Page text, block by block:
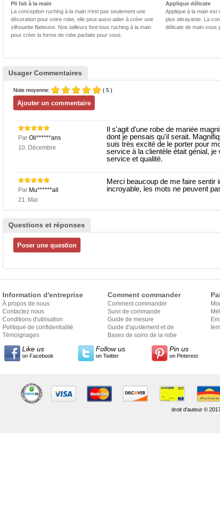
Pli fait à la main
La conception ruching à la main n'est pas seulement une
décoration pour votre robe, elle peut aussi aider à créer une
silhouette flatteuse. Nos tailleurs font tous ruching à la main
pour créer la forme de robe parfaite pour vous.
Applique délicate
Applique à la main est
plus attrayante. La
délicate de main vous
Usager Commentaires
Note moyenne: ( 5 )
Par Oli******ans
10. Décembre
Il s'agit d'une robe de mariée
dont je pensais qu'il serait.
suis très excité de le porter pour
service à la clientèle était génial,
service et qualité.
Par Mu******all
21. Mai
Merci beaucoup de me faire sentir
incroyable, les mots ne peuvent
Questions et réponses
Information d'entreprise
À propos de nous
Contactez nous
Conditions d'utilisation
Politique de confidentialité
Témoignages
Comment commander
Comment commander
Suivi de commande
Guide de mesure
Guide d'ajustement et de
style
Bases de soins de la robe
Like us
on Facebook
Follow us
on Twitter
Pin us
on Pinterest
droit d'auteur ©